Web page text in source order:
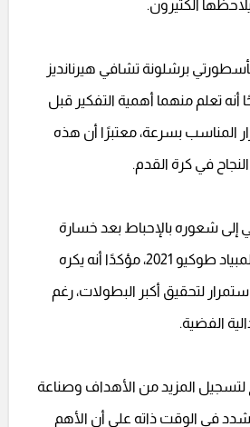
الكثيرون.
برشلونة تشافي هيرنانديز
أنه تعلم منهما أهمية التفكير قبل
المناسب بسرعة، معتبرًا أن هذه
في كرة القدم.
إلى شعوره بالإحباط بعد خسارة
الميدالية الذهبية في أولمبياد طوكيو 2021، مؤكدًا أنه يكره
لتحقيق أكبر البطولات، رغم
الفضية.
المزيد من الأهداف وصناعة
شدد في الوقت ذاته على أن الأهم